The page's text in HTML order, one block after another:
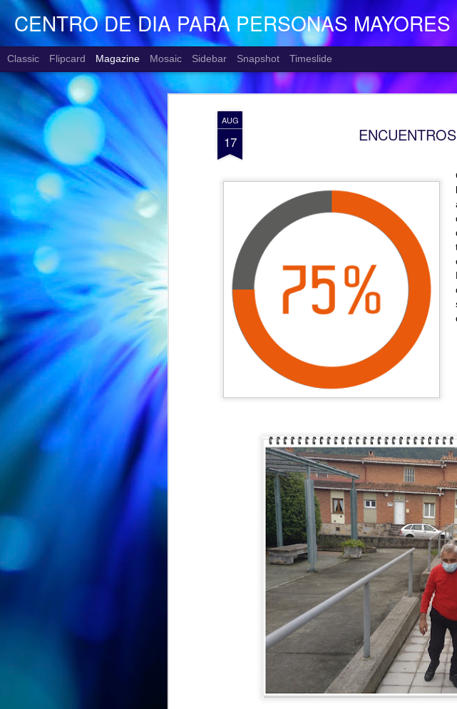
AUG
17
CENTRO DE DIA PARA PERSONAS
Classic Flipcard Magazine Mosaic Sidebar Snapshot Timeslide
EXPOSICION "ENTRE PETALOS Y RECUERDOS" en la Biblioteca Vega-La Camocha
recuerdos" sigue su viaje!
Nuestra exposición "Entre pétalos
visitarse durante todo el mes de
AUG
5
CUMPLEAÑOS
🎉🎂 Hoy es el turno de
celebrar el 91 cumpleaños
de Nieves 🎂🎉
En el Centro de Día seguimos de
celebración. Hoy hemos tenido la
alegría de festejar el 91
cumpleaños de Nieves,
compartiendo con ella una
llena de cariño, sonrisas y
30
DIA MUNDIAL DE LA
Hoy en el Centro de Día nos